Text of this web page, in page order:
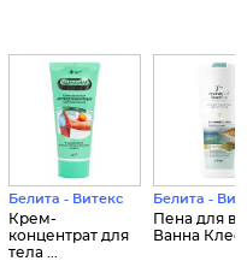
Белита - Витекс
Крем-
концентрат для
тела ...
Белита -
Пена для
Ванна